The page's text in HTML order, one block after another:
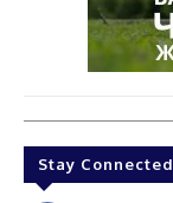
Stay Connected